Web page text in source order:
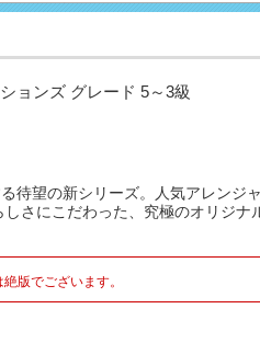
ョンズ グレード 5～3級
待望の新シリーズ。人気アレンジ
さにこだわった、究極のオリジナ
版でございます。